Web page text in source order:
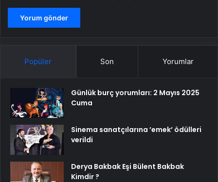
Popüler Son Yorumlar
Günlük burç yorumları: 2 Mayıs 2025
Cuma
Sinema sanatçılarına ’emek’ ödülleri
verildi
Derya Bakbak Eşi Bülent Bakbak
Kimdir ?